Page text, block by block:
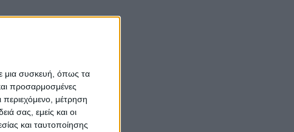
μια συσκευή, όπως τα
προσαρμοσμένες
περιεχόμενο, μέτρηση
σας, εμείς και οι
και ταυτοποίησης